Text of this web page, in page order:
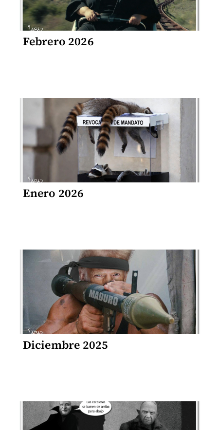
Febrero 2026
Enero 2026
Diciembre 2025